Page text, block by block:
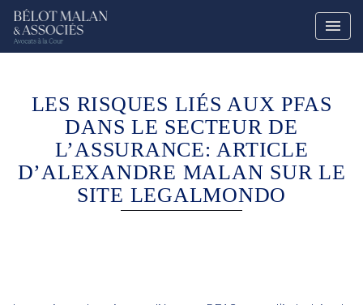
LES RISQUES LIÉS AUX PFAS
DANS LE SECTEUR DE
L’ASSURANCE: ARTICLE
D’ALEXANDRE MALAN SUR LE
SITE LEGALMONDO